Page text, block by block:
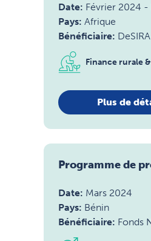
Date: Février 2024 -
Pays: Afrique
Bénéficiaire:
Finance rurale
Plus de
Programme de
Date: Mars 2024
Pays: Bénin
Bénéficiaire: Fonds